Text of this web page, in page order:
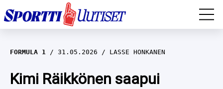
EM-YLEISURHEILU
JÄÄKIEKKO
FORMULA 1 31.05.2026 LASSE HONKANEN
Kimi Räikkönen saapui